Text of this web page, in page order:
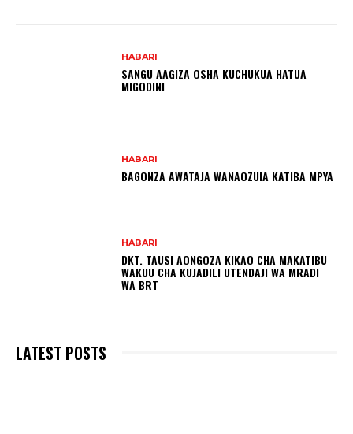
HABARI
SANGU AAGIZA OSHA KUCHUKUA HATUA
MIGODINI ‎
HABARI
BAGONZA AWATAJA WANAOZUIA KATIBA MPYA
HABARI
DKT. TAUSI AONGOZA KIKAO CHA MAKATIBU
WAKUU CHA KUJADILI UTENDAJI WA MRADI
WA BRT
LATEST POSTS